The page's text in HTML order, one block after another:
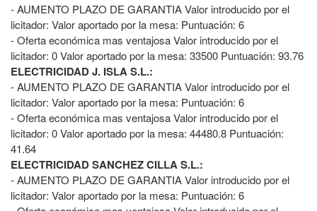
- AUMENTO PLAZO DE GARANTIA Valor introducido por el
licitador: Valor aportado por la mesa: Puntuación: 6
- Oferta económica mas ventajosa Valor introducido por el
licitador: 0 Valor aportado por la mesa: 33500 Puntuación: 93.76
ELECTRICIDAD J. ISLA S.L.:
- AUMENTO PLAZO DE GARANTIA Valor introducido por el
licitador: Valor aportado por la mesa: Puntuación: 6
- Oferta económica mas ventajosa Valor introducido por el
licitador: 0 Valor aportado por la mesa: 44480.8 Puntuación:
41.64
ELECTRICIDAD SANCHEZ CILLA S.L.:
- AUMENTO PLAZO DE GARANTIA Valor introducido por el
licitador: Valor aportado por la mesa: Puntuación: 6